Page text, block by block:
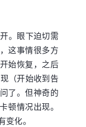
。眼下迫切需
这事情很多方
始恢复，之后
（开始收到告
了。但神奇的
顿情况出现。
化。